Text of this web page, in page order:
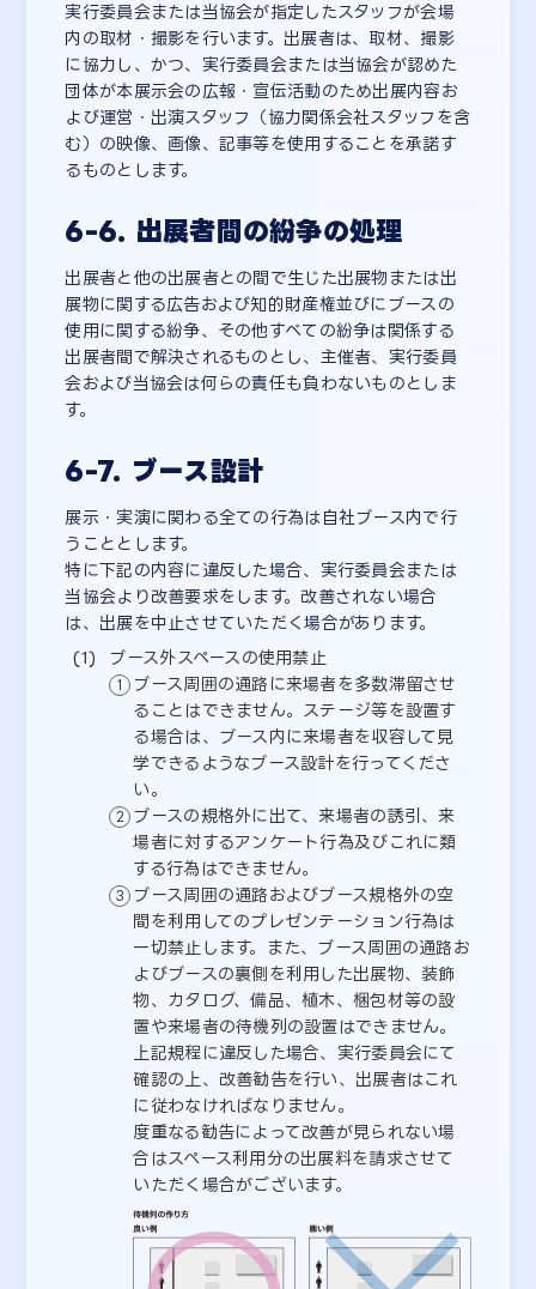
実行委員会または当協会が指定したスタッフが会場
内の取材・撮影を行います。出展者は、取材、撮影
に協力し、かつ、実行委員会または当協会が認めた
団体が本展示会の広報・宣伝活動のため出展内容お
よび運営・出演スタッフ（協力関係会社スタッフを含
む）の映像、画像、記事等を使用することを承諾す
るものとします。
6-6. 出展者間の紛争の処理
出展者と他の出展者との間で生じた出展物または出
展物に関する広告および知的財産権並びにブースの
使用に関する紛争、その他すべての紛争は関係する
出展者間で解決されるものとし、主催者、実行委員
会および当協会は何らの責任も負わないものとしま
す。
6-7. ブース設計
展示・実演に関わる全ての行為は自社ブース内で行
うこととします。
特に下記の内容に違反した場合、実行委員会または
当協会より改善要求をします。改善されない場合
は、出展を中止させていただく場合があります。
ブース外スペースの使用禁止
ブース周囲の通路に来場者を多数滞留させ
ることはできません。ステージ等を設置す
る場合は、ブース内に来場者を収容して見
学できるようなブース設計を行ってくださ
い。
ブースの規格外に出て、来場者の誘引、来
場者に対するアンケート行為及びこれに類
する行為はできません。
ブース周囲の通路およびブース規格外の空
間を利用してのプレゼンテーション行為は
一切禁止します。また、ブース周囲の通路お
よびブースの裏側を利用した出展物、装飾
物、カタログ、備品、植木、梱包材等の設
置や来場者の待機列の設置はできません。
上記規程に違反した場合、実行委員会にて
確認の上、改善勧告を行い、出展者はこれ
に従わなければなりません。
度重なる勧告によって改善が見られない場
合はスペース利用分の出展料を請求させて
いただく場合がございます。